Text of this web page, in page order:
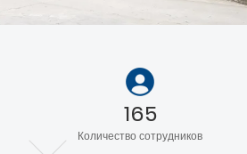
165
Количество сотрудников